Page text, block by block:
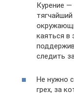
Курение —
каяться в
следить
Не нужно
грех, за